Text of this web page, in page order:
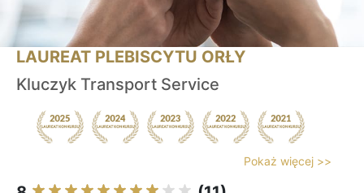
LAUREAT PLEBISCYTU ORŁY
Kluczyk Transport Service
Pokaż więcej >>